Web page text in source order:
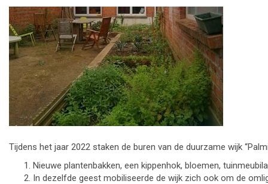
Tijdens het jaar 2022 staken de buren van de duurzame wijk
Nieuwe plantenbakken, een kippenhok, bloemen,
In dezelfde geest mobiliseerde de wijk zich ook om de